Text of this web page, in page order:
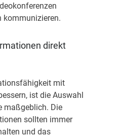
kommunizieren.
direkt
mit
ist die Auswahl
maßgeblich. Die
sollten immer
und das